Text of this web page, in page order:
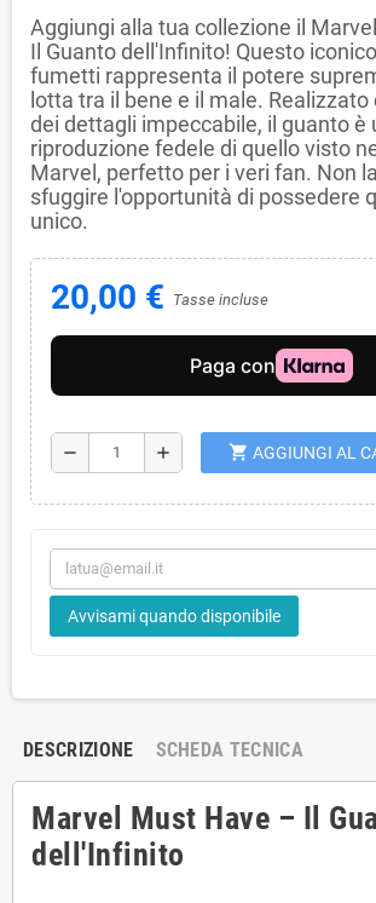
Aggiungi alla tua collezione il
Il Guanto dell'Infinito! Questo
fumetti rappresenta il potere
lotta tra il bene e il male. Realizzato
dei dettagli impeccabile, il guanto è
riproduzione fedele di quello visto
Marvel, perfetto per i veri fan. Non
sfuggire l'opportunità di possedere
unico.
20,00 € Tasse incluse
remove add shopping_cart AGGIUNGI AL
Avvisami quando disponibile
DESCRIZIONE SCHEDA TECNICA
Marvel Must Have – Il
dell'Infinito